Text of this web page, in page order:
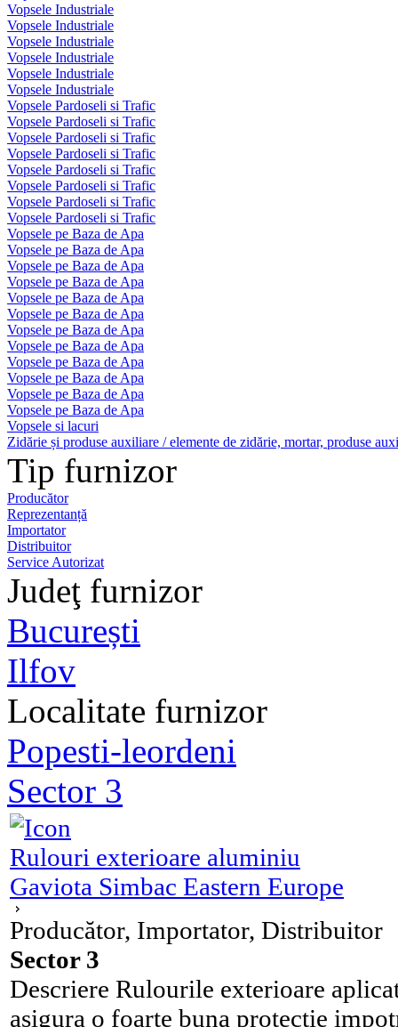
Vopsele Industriale
Vopsele Industriale
Vopsele Industriale
Vopsele Industriale
Vopsele Industriale
Vopsele Industriale
Vopsele Pardoseli si Trafic
Vopsele Pardoseli si Trafic
Vopsele Pardoseli si Trafic
Vopsele Pardoseli si Trafic
Vopsele Pardoseli si Trafic
Vopsele Pardoseli si Trafic
Vopsele Pardoseli si Trafic
Vopsele Pardoseli si Trafic
Vopsele pe Baza de Apa
Vopsele pe Baza de Apa
Vopsele pe Baza de Apa
Vopsele pe Baza de Apa
Vopsele pe Baza de Apa
Vopsele pe Baza de Apa
Vopsele pe Baza de Apa
Vopsele pe Baza de Apa
Vopsele pe Baza de Apa
Vopsele pe Baza de Apa
Vopsele pe Baza de Apa
Vopsele pe Baza de Apa
Vopsele si lacuri
Zidărie și produse auxiliare / elemente de zidărie, mortar, produse
Tip furnizor
Producător
Reprezentanță
Importator
Distribuitor
Service Autorizat
Judeţ furnizor
București
Ilfov
Localitate furnizor
Popesti-leordeni
Sector 3
Rulouri exterioare aluminiu
Gaviota Simbac Eastern Europe
Producător, Importator, Distribuitor
Sector 3
Descriere Rulourile exterioare
asigura o foarte buna protectie